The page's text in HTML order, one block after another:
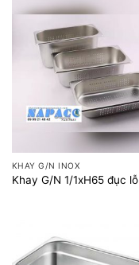
KHAY G/N INOX
Khay G/N 1/1xH65 đục lỗ